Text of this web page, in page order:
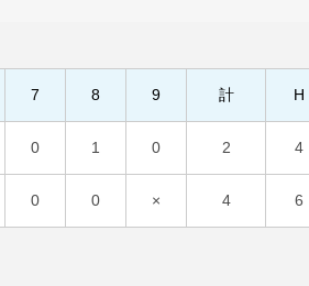
7 8 9 計 H
0 1 0 2 4
0 0 × 4 6